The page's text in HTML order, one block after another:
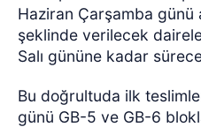
Haziran Çarşamba günü
şeklinde verilecek
Salı gününe kadar
Bu doğrultuda ilk
günü GB-5 ve GB-6